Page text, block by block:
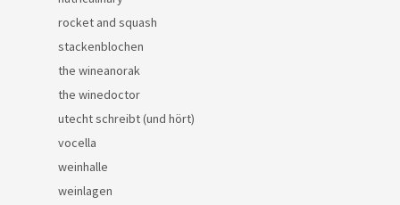
rocket and squash
stackenblochen
the wineanorak
the winedoctor
utecht schreibt (und hört)
vocella
weinhalle
weinlagen